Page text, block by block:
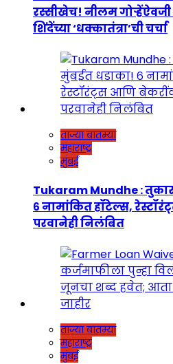
रस्सीखेच! नीलम गोऱ्हेंऐवजी
शिंदेंच्या ‘धक्कातंत्रा’ची चर्चा
ताज्या बातम्या
महाराष्ट्र
मुंबई
Tukaram Mundhe :
६ नामांकित हॉटेल्स,
परवानेही निलंबित
ताज्या बातम्या
महाराष्ट्र
मुंबई